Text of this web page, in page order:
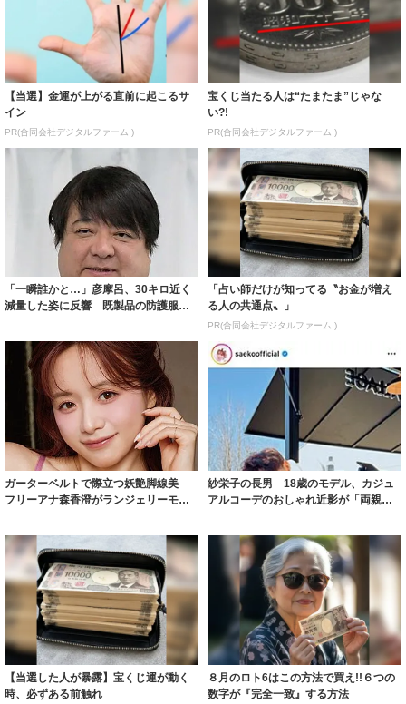
【当選】金運が上がる直前に起こるサ
イン
PR(合同会社デジタルファーム )
宝くじ当たる人は“たまたま”じゃな
い?!
PR(合同会社デジタルファーム )
「一瞬誰かと…」彦摩呂、30キロ近く
減量した姿に反響 既製品の防護服が
「占い師だけが知ってる〝お金が増え
る人の共通点〟」
PR(合同会社デジタルファーム )
ガーターベルトで際立つ妖艶脚線美
フリーアナ森香澄がランジェリーモデ
紗栄子の長男 18歳のモデル、カジュ
アルコーデのおしゃれ近影が「両親の
【当選した人が暴露】宝くじ運が動く
時、必ずある前触れ
８月のロト6はこの方法で買え!!６つの
数字が『完全一致』する方法